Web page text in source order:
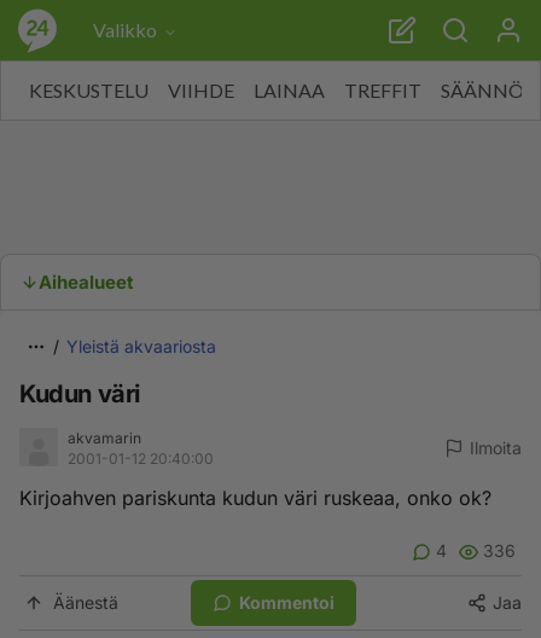
Valikko
KESKUSTELU VIIHDE LAINAA TREFFIT SÄÄNNÖT
Aihealueet
Yleistä akvaariosta
Kudun väri
akvamarin
2001-01-12 20:40:00
Ilmoita
Kirjoahven pariskunta kudun väri ruskeaa, onko ok?
4 336
Äänestä Kommentoi Jaa